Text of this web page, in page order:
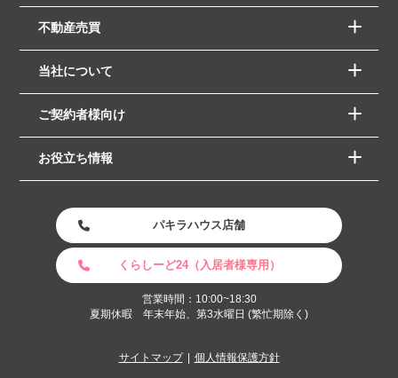
不動産売買
当社について
ご契約者様向け
お役立ち情報
パキラハウス店舗
くらしーど24（入居者様専用）
営業時間：10:00~18:30
夏期休暇 年末年始、第3水曜日 (繁忙期除く)
サイトマップ 個人情報保護方針